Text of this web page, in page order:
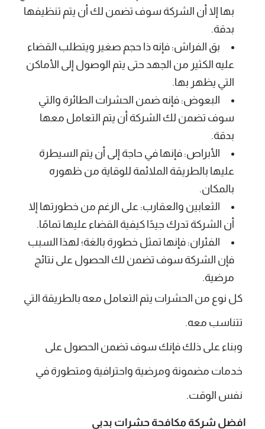
بها إلا أن الشركة سوف تضمن لك أن يتم تنظيفها
بدقة.
بق الفراش: فإنه ذا حجم صغير ويتطلب القضاء
عليه الكثير من الجهد حتى يتم الوصول إلى الأماكن
التي يظهر بها.
البعوض: فإنه ضمن الحشرات الطائرة والتي
سوف تضمن لك الشركة أن يتم التعامل معها
بدقة.
الأبراص: فإنها في حاجة إلى أن يتم السيطرة
عليها بالطريقة الملائمة للوقاية من ظهوره
بالمكان.
الثعابين والعقارب: على الرغم من خطورتها إلا
أن الشركة تدرك جيدًا كيفية القضاء عليها تمامًا.
الفئران: فإنها تمثل خطورة بالغة؛ لهذا السبب
فإن الشركة سوف تضمن لك الحصول على نتائج
مرضية.
كل نوع من الحشرات يتم التعامل معه بالطريقة التي
تتناسب معه.
وبناء على ذلك فإنك سوف تضمن الحصول على
خدمات مضمونة ومرضية واحترافية ومتطورة في
نفس الوقت.
افضل شركة مكافحة حشرات بدبي